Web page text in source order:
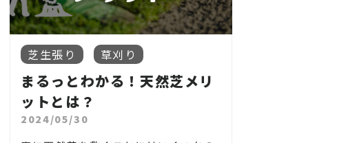
芝生張り 草刈り
まるっとわかる！天然芝メリ
ットとは？
2024/05/30